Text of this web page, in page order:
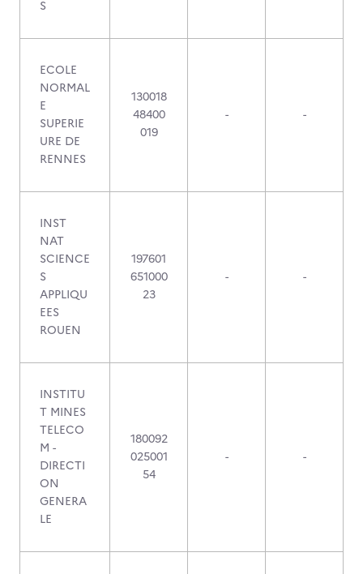
S
ECOLE
NORMAL
E
SUPERIE
URE DE
RENNES
130018
48400
019
- -
INST
NAT
SCIENCE
S
APPLIQU
EES
ROUEN
197601
651000
23
- -
INSTITU
T MINES
TELECO
M -
DIRECTI
ON
GENERA
LE
180092
025001
54
- -